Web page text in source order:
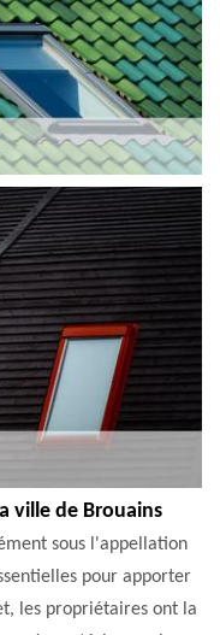
ville de Brouains
sous l'appellation
pour apporter
les propriétaires ont la